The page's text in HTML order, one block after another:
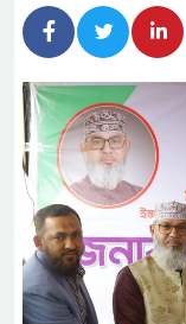
বাড়ীর মোঃ আঃ
ব্যবসায়িক
স্থিতিশীল
স্থিতিশীল
নিচে গাঁজার ড্রাম,